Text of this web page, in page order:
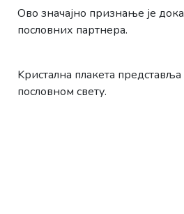
Ово значајно признање је
пословних партнера.
Kристална плакета
пословном свету.